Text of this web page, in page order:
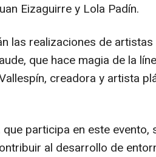
Eizaguirre y Lola Padín.
las realizaciones de
que hace magia de la
creadora y artista
que participa en este
al desarrollo de